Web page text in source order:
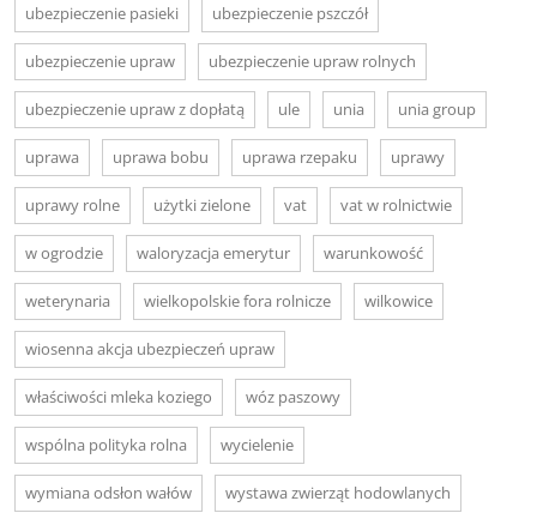
ubezpieczenie pasieki ubezpieczenie pszczół
ubezpieczenie upraw ubezpieczenie upraw rolnych
ubezpieczenie upraw z dopłatą ule unia unia group
uprawa uprawa bobu uprawa rzepaku uprawy
uprawy rolne użytki zielone vat vat w rolnictwie
w ogrodzie waloryzacja emerytur warunkowość
weterynaria wielkopolskie fora rolnicze wilkowice
wiosenna akcja ubezpieczeń upraw
właściwości mleka koziego wóz paszowy
wspólna polityka rolna wycielenie
wymiana odsłon wałów wystawa zwierząt hodowlanych